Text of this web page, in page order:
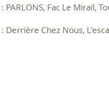
: PARLONS, Fac Le Mirail,
: Derrière Chez Nous,